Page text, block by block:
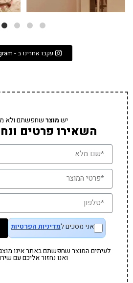
עקבו אחרינו ב - Instagram
ישמוצרשחפשתם ולא
השאירו פרטים
אני מסכים למדיניות הפרטיות
לעיתים המוצר שחפשתם באתר אינו
ואנו נחזור אליכם עם